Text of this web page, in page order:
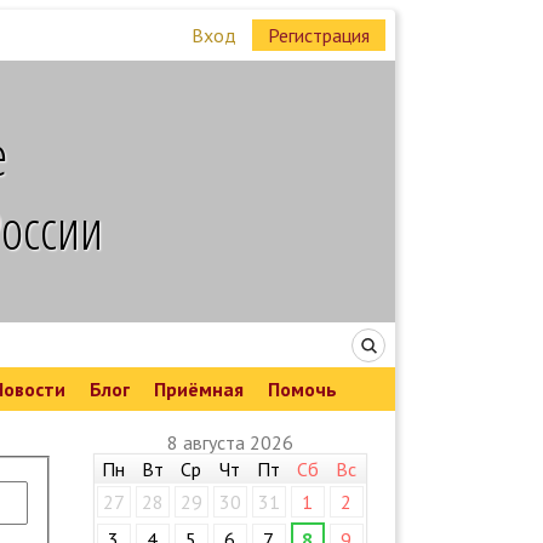
Вход Регистрация
России
Блог Приёмная Помочь
8 августа 2026
Пн
Вт Ср Чт Пт Сб
Вс
27
28 29 30 31 1
2